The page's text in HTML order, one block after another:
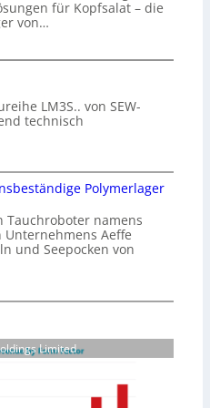
für Kopfsalat – die
von…
LM3S.. von SEW-
technisch
Polymerlager
namens
Aeffe
und Seepocken von
Limited